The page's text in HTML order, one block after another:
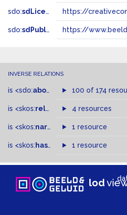
sdo:sdLicense
sdo:sdPublisher https://
INVERSE RELATIONS
is <sdo:about of 100 of 174
is <skos:related > of4 resources
is <skos:narrowMatch >of
1 resource
is <skos: hasTopConcept >of
1 resource
lod